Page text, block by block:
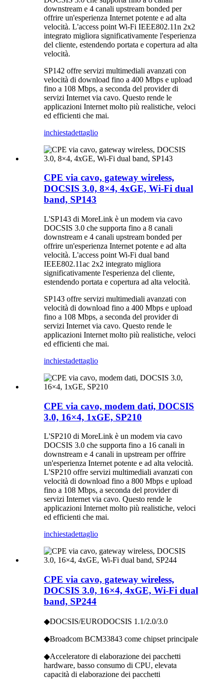
downstream e 4 canali upstream bonded per
offrire un'esperienza Internet potente e ad alta
velocità. L'access point Wi-Fi IEEE802.11n 2x2
integrato migliora significativamente l'esperienza
del cliente, estendendo portata e copertura ad alta
velocità.
SP142 offre servizi multimediali avanzati con
velocità di download fino a 400 Mbps e upload
fino a 108 Mbps, a seconda del provider di
servizi Internet via cavo. Questo rende le
applicazioni Internet molto più realistiche, veloci
ed efficienti che mai.
inchiestadettaglio
CPE via cavo, gateway wireless,
DOCSIS 3.0, 8×4, 4xGE, Wi-Fi dual
band, SP143
L'SP143 di MoreLink è un modem via cavo
DOCSIS 3.0 che supporta fino a 8 canali
downstream e 4 canali upstream bonded per
offrire un'esperienza Internet potente e ad alta
velocità. L'access point Wi-Fi dual band
IEEE802.11ac 2x2 integrato migliora
significativamente l'esperienza del cliente,
estendendo portata e copertura ad alta velocità.
SP143 offre servizi multimediali avanzati con
velocità di download fino a 400 Mbps e upload
fino a 108 Mbps, a seconda del provider di
servizi Internet via cavo. Questo rende le
applicazioni Internet molto più realistiche, veloci
ed efficienti che mai.
inchiestadettaglio
CPE via cavo, modem dati, DOCSIS
3.0, 16×4, 1xGE, SP210
L'SP210 di MoreLink è un modem via cavo
DOCSIS 3.0 che supporta fino a 16 canali in
downstream e 4 canali in upstream per offrire
un'esperienza Internet potente e ad alta velocità.
L'SP210 offre servizi multimediali avanzati con
velocità di download fino a 800 Mbps e upload
fino a 108 Mbps, a seconda del provider di
servizi Internet via cavo. Questo rende le
applicazioni Internet molto più realistiche, veloci
ed efficienti che mai.
inchiestadettaglio
CPE via cavo, gateway wireless,
DOCSIS 3.0, 16×4, 4xGE, Wi-Fi dual
band, SP244
◆DOCSIS/EURODOCSIS 1.1/2.0/3.0
◆Broadcom BCM33843 come chipset principale
◆Acceleratore di elaborazione dei pacchetti
hardware, basso consumo di CPU, elevata
capacità di elaborazione dei pacchetti